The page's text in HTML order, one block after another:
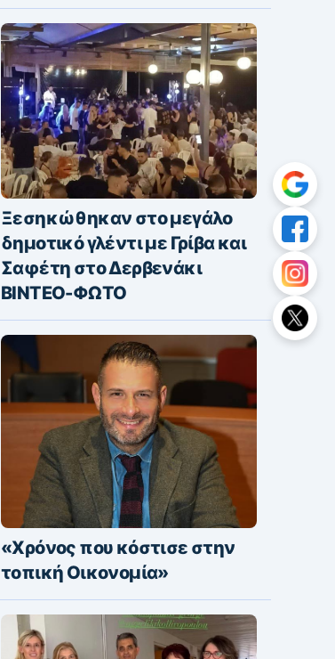
Ξεσηκώθηκαν στο μεγάλο
δημοτικό γλέντι με Γρίβα και
Σαφέτη στο Δερβενάκι
ΒΙΝΤΕΟ-ΦΩΤΟ
«Χρόνος που κόστισε στην
τοπική Οικονομία»